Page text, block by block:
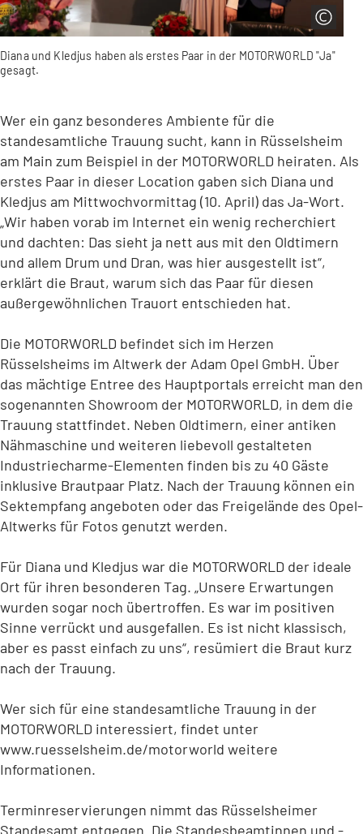
Diana und Kledjus haben als erstes Paar in der MOTORWORLD "Ja"
gesagt.
Wer ein ganz besonderes Ambiente für die
standesamtliche Trauung sucht, kann in Rüsselsheim
am Main zum Beispiel in der MOTORWORLD heiraten. Als
erstes Paar in dieser Location gaben sich Diana und
Kledjus am Mittwochvormittag (10. April) das Ja-Wort.
„Wir haben vorab im Internet ein wenig recherchiert
und dachten: Das sieht ja nett aus mit den Oldtimern
und allem Drum und Dran, was hier ausgestellt ist“,
erklärt die Braut, warum sich das Paar für diesen
außergewöhnlichen Trauort entschieden hat.
Die MOTORWORLD befindet sich im Herzen
Rüsselsheims im Altwerk der Adam Opel GmbH. Über
das mächtige Entree des Hauptportals erreicht man den
sogenannten Showroom der MOTORWORLD, in dem die
Trauung stattfindet. Neben Oldtimern, einer antiken
Nähmaschine und weiteren liebevoll gestalteten
Industriecharme-Elementen finden bis zu 40 Gäste
inklusive Brautpaar Platz. Nach der Trauung können ein
Sektempfang angeboten oder das Freigelände des Opel-
Altwerks für Fotos genutzt werden.
Für Diana und Kledjus war die MOTORWORLD der ideale
Ort für ihren besonderen Tag. „Unsere Erwartungen
wurden sogar noch übertroffen. Es war im positiven
Sinne verrückt und ausgefallen. Es ist nicht klassisch,
aber es passt einfach zu uns“, resümiert die Braut kurz
nach der Trauung.
Wer sich für eine standesamtliche Trauung in der
MOTORWORLD interessiert, findet unter
www.ruesselsheim.de/motorworld weitere
Informationen.
Terminreservierungen nimmt das Rüsselsheimer
Standesamt entgegen. Die Standesbeamtinnen und -